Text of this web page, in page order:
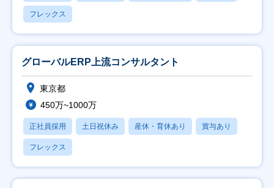
フレックス
グローバルERP上流コンサルタント
東京都
450万~1000万
正社員採用 土日祝休み 産休・育休あり 賞与あり
フレックス